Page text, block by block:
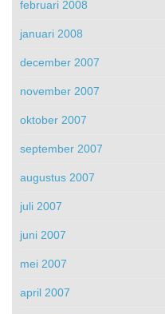
februari 2008
januari 2008
december 2007
november 2007
oktober 2007
september 2007
augustus 2007
juli 2007
juni 2007
mei 2007
april 2007